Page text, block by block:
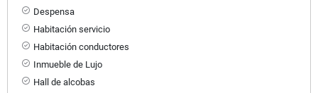
Despensa
Habitación servicio
Habitación conductores
Inmueble de Lujo
Hall de alcobas